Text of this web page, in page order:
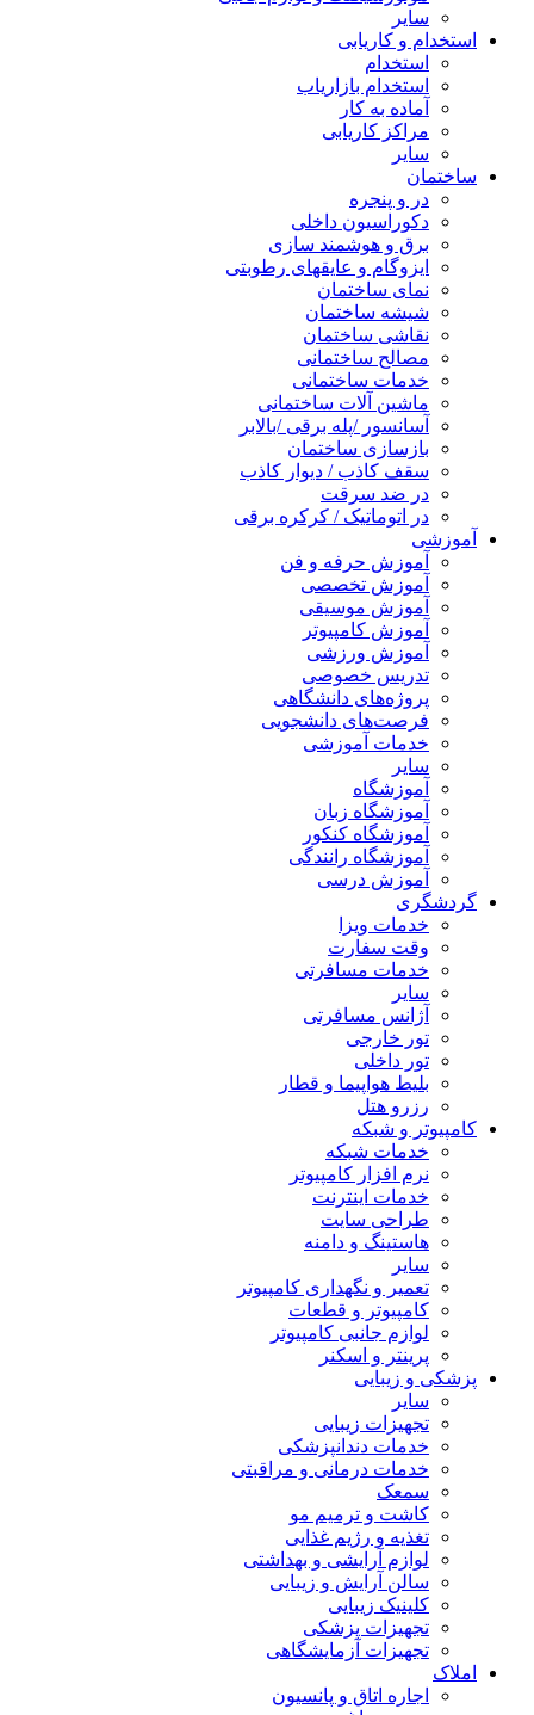
سایر
استخدام و کاریابی
استخدام
استخدام بازاریاب
آماده به کار
مراکز کاریابی
سایر
ساختمان
در و پنجره
دکوراسیون داخلی
برق و هوشمند سازی
ایزوگام و عایقهای رطوبتی
نمای ساختمان
شیشه ساختمان
نقاشی ساختمان
مصالح ساختمانی
خدمات ساختمانی
ماشین آلات ساختمانی
آسانسور /پله برقی /بالابر
بازسازی ساختمان
سقف کاذب / دیوار کاذب
در ضد سرقت
در اتوماتیک / کرکره برقی
آموزشی
آموزش حرفه و فن
آموزش تخصصی
آموزش موسیقی
آموزش کامپیوتر
آموزش ورزشی
تدریس خصوصی
پروژه‌های دانشگاهی
فرصت‌های دانشجویی
خدمات آموزشی
سایر
آموزشگاه
آموزشگاه زبان
آموزشگاه کنکور
آموزشگاه رانندگی
آموزش درسی
گردشگری
خدمات ویزا
وقت سفارت
خدمات مسافرتی
سایر
آژانس مسافرتی
تور خارجی
تور داخلی
بلیط هواپیما و قطار
رزرو هتل
کامپیوتر و شبکه
خدمات شبکه
نرم افزار کامپیوتر
خدمات اینترنت
طراحی سایت
هاستینگ و دامنه
سایر
تعمیر و نگهداری کامپیوتر
کامپیوتر و قطعات
لوازم جانبی کامپیوتر
پرینتر و اسکنر
پزشکی و زیبایی
سایر
تجهیزات زیبایی
خدمات دندانپزشکی
خدمات درمانی و مراقبتی
سمعک
کاشت و ترمیم مو
تغذیه و رژیم غذایی
لوازم آرایشی و بهداشتی
سالن آرایش و زیبایی
کلینیک زیبایی
تجهیزات پزشکی
تجهیزات آزمایشگاهی
املاک
اجاره اتاق و پانسیون